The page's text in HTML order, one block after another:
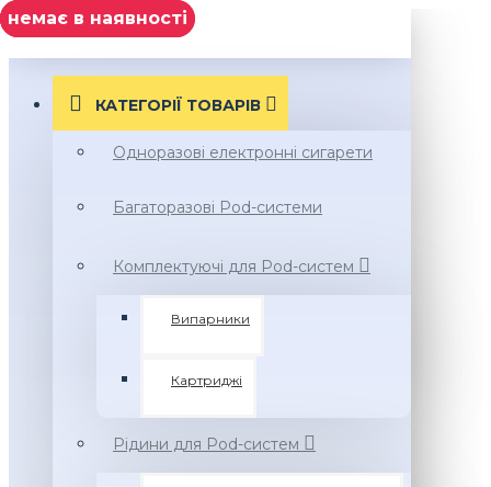
МЕНЮ
КАТЕГОРІЇ ТОВАРIВ
Одноразові електронні сигарети
Багаторазові Pod-системи
Комплектуючі для Pod-систем
Випарники
Картриджі
Рідини для Pod-систем
Нет в наличии
Нет в наличии
немає в наявності
Нет в наличии
немає в наявності